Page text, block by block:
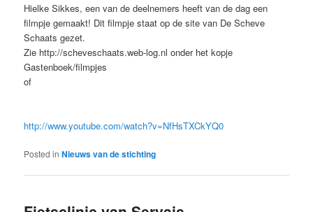
Hielke Sikkes, een van de deelnemers heeft van de dag een
filmpje gemaakt! Dit filmpje staat op de site van De Scheve
Schaats gezet.
Zie http://scheveschaats.web-log.nl onder het kopje
Gastenboek/filmpjes
of
http://www.youtube.com/watch?v=NfHsTXCkYQ0
Posted in Nieuws van de stichting